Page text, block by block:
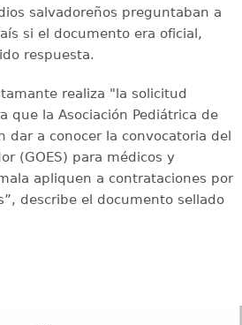
salvadoreños preguntaban a
si el documento era oficial,
respuesta.
realiza "la solicitud
que la Asociación Pediátrica de
dar a conocer la convocatoria del
(GOES) para médicos y
apliquen a contrataciones por
describe el documento sellado